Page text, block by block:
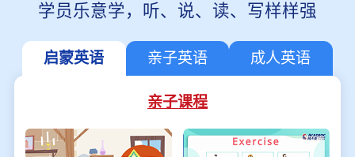
学员乐意学，听、说、读、写样样强
启蒙英语 亲子英语 成人英语
亲子课程